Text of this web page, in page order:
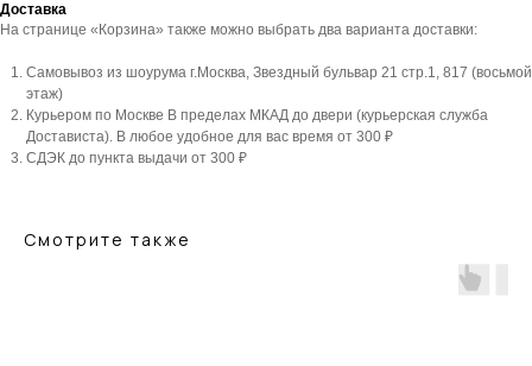
Доставка
На странице «Корзина» также можно выбрать два варианта доставки:
Самовывоз из шоурума г.Москва, Звездный бульвар 21 стр.1, 817 (восьмой
этаж)
Курьером по Москве В пределах МКАД до двери (курьерская служба
Достависта). В любое удобное для вас время от 300 ₽
СДЭК до пункта выдачи от 300 ₽
Смотрите также